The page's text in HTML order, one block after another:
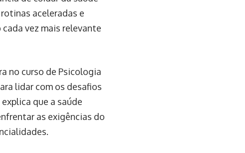
aceleradas e
vez mais relevante
no curso de Psicologia
lidar com os desafios
que a saúde
as exigências do